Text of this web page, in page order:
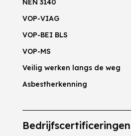
NEN 3140
VOP-VIAG
VOP-BEI BLS
VOP-MS
Veilig werken langs de weg
Asbestherkenning
Bedrijfscertificeringen